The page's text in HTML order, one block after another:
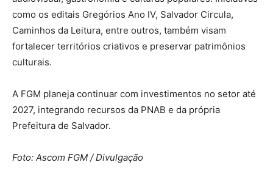
como os editais Gregórios Ano IV, Salvador Circula,
Caminhos da Leitura, entre outros, também visam
fortalecer territórios criativos e preservar patrimônios
culturais.
A FGM planeja continuar com investimentos no setor até
2027, integrando recursos da PNAB e da própria
Prefeitura de Salvador.
Foto: Ascom FGM / Divulgação